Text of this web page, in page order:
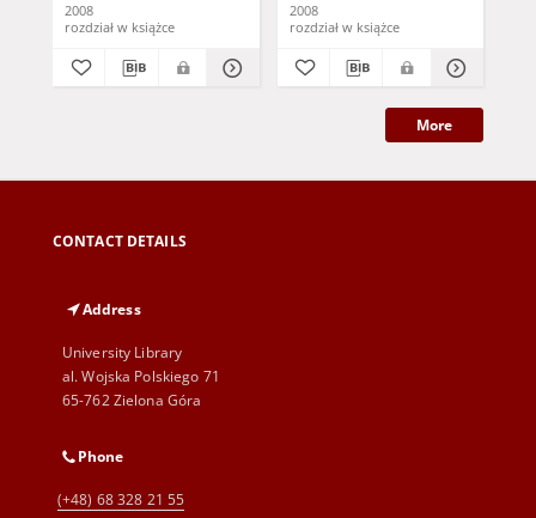
2008
rozdział w książce
2008
rozdział w książce
More
CONTACT DETAILS
Address
University Library
al. Wojska Polskiego 71
65-762 Zielona Góra
Phone
(+48) 68 328 21 55